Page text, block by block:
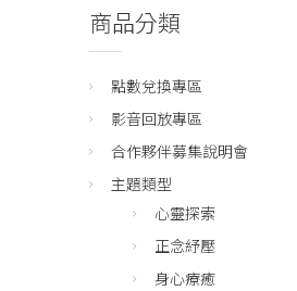
商品分類
點數兌換專區
影音回放專區
合作夥伴募集說明會
主題類型
心靈探索
正念紓壓
身心療癒